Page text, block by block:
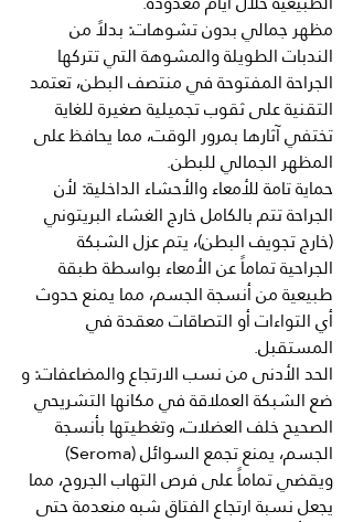
مظهرجماليبدونتشوهات: بدلاً من
الندبات الطويلة والمشوهة التي تتركها
الجراحة المفتوحة في منتصف البطن، تعتمد
التقنية على ثقوب تجميلية صغيرة للغاية
تختفي آثارها بمرور الوقت، مما يحافظ على
المظهر الجمالي للبطن.
حمايةتامةللأمعاءوالأحشاءالداخلية: لأن
الجراحة تتم بالكامل خارج الغشاء البريتوني
(خارج تجويف البطن)، يتم عزل الشبكة
الجراحية تماماً عن الأمعاء بواسطة طبقة
طبيعية من أنسجة الجسم، مما يمنع حدوث
أي التواءات أو التصاقات معقدة في
المستقبل.
الحدالأدنىمننسبالارتجاعوالمضاعفات: و
ضع الشبكة العملاقة في مكانها التشريحي
الصحيح خلف العضلات، وتغطيتها بأنسجة
الجسم، يمنع تجمع السوائل (Seroma)
ويقضي تماماً على فرص التهاب الجروح، مما
يجعل نسبة ارتجاع الفتاق شبه منعدمة حتى